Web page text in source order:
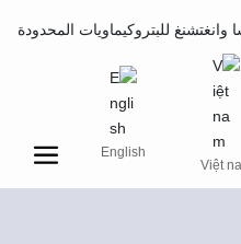
Việt
English